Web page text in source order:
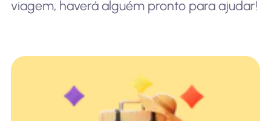
viagem, haverá alguém pronto para ajudar!